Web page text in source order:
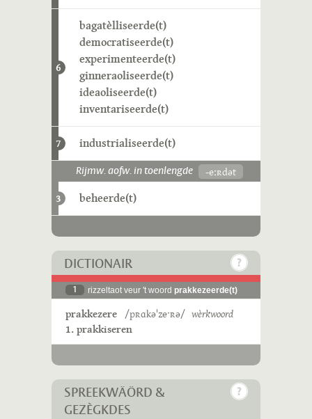
6
bagatèlliseerde(t)
democratiseerde(t)
experimenteerde(t)
ginneraoliseerde(t)
ideaoliseerde(t)
inventariseerde(t)
7 industrialiseerde(t)
Rijmw. aofw. in toenlengde -eːʀdət
3 beheerde(t)
DICTIONAIR
1 rizzeltaot veur 't woord prakkezeerde(t)
prakkezere /pʀɑkəˈzeˑʀə/ wèrkwoord
1. prakkiseren
SPREEKWÄÖRD &
GEZÈGKDES